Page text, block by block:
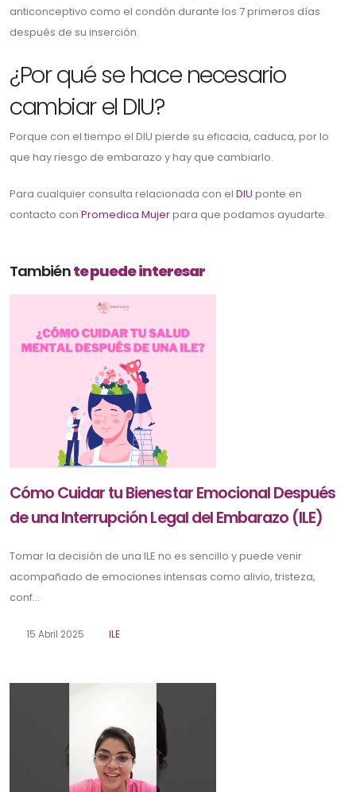
anticonceptivo como el condón durante los 7 primeros días
después de su inserción.
¿Por qué se hace necesario
cambiar el DIU?
Porque con el tiempo el DIU pierde su eficacia, caduca, por lo
que hay riesgo de embarazo y hay que cambiarlo.
Para cualquier consulta relacionada con el DIU ponte en
contacto con Promedica Mujerpara que podamos ayudarte.
Tambiénte puede interesar
Cómo Cuidar tu Bienestar Emocional Después
de una Interrupción Legal del Embarazo (ILE)
Tomar la decisión de una ILE no es sencillo y puede venir
acompañado de emociones intensas como alivio, tristeza,
conf...
15 Abril 2025 ILE